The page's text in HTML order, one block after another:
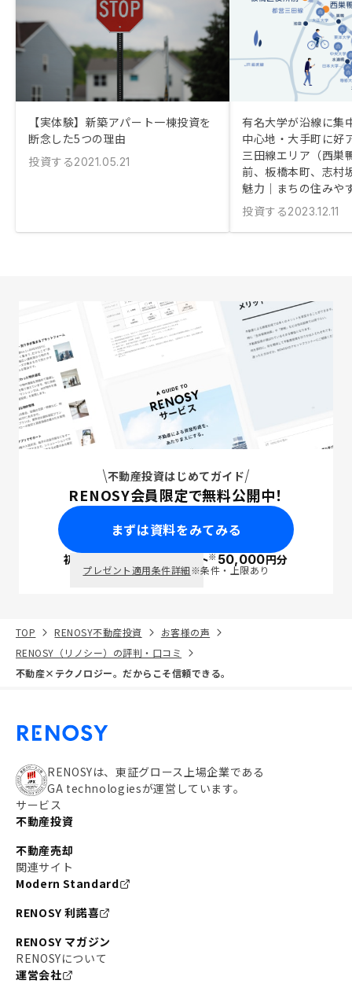
【実体験】新築アパート一棟投資を
断念した5つの理由
投資する2021.05.21
有名大学が沿線に集
中心地・大手町に好
三田線エリア（西巣
前、板橋本町、志村
魅力｜まちの住みや
投資する2023.12.11
不動産投資はじめてガイド
RENOSY会員限定で無料公開中！
まずは資料をみてみる
初回面談で ポイント※50,000円分
プレゼント適用条件詳細※条件・上限あり
TOP RENOSY不動産投資
お客様の声
RENOSY（リノシー）の評判・口コミ
不動産×テクノロジー。だからこそ信頼できる。
RENOSYは、東証グロース上場企業である
GA technologiesが運営しています。
サービス
不動産投資
不動産売却
関連サイト
Modern Standard
RENOSY 利諾喜
RENOSY マガジン
RENOSYについて
運営会社